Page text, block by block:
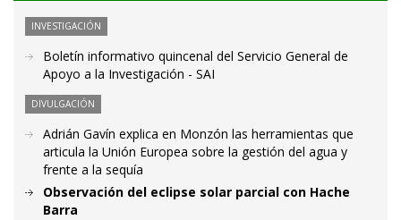
INVESTIGACIÓN
Boletín informativo quincenal del Servicio General de
Apoyo a la Investigación - SAI
DIVULGACIÓN
Adrián Gavín explica en Monzón las herramientas que
articula la Unión Europea sobre la gestión del agua y
frente a la sequía
Observación del eclipse solar parcial con Hache
Barra